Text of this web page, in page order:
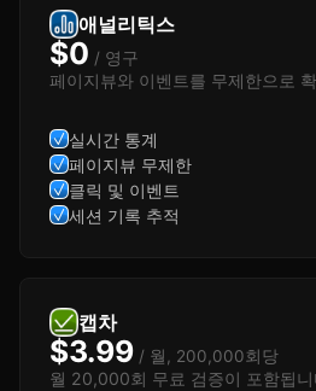
애널리틱스
$0 / 영구
페이지뷰와 이벤트를 무제한으로
실시간 통계
페이지뷰 무제한
클릭 및 이벤트
세션 기록 추적
캡차
$3.99 / 월, 200,000회당
월 20,000회 무료 검증이 포함됩